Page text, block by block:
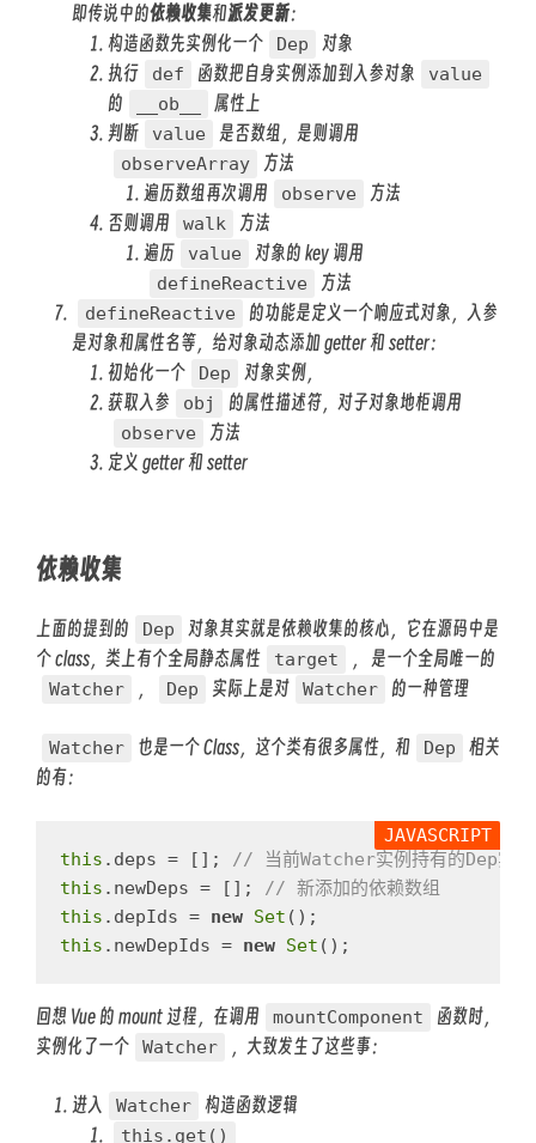
即传说中的依赖收集和派发更新：
构造函数先实例化一个
Dep
对象
执行
def 函数把自身实例添加到入参对象 value
的 __ob__
属性上
判断
value 是否数组，是则调用
observeArray
方法
遍历数组再次调用
observe
方法
否则调用
walk
方法
遍历
value 对象的 key 调用
defineReactive 方法
defineReactive
的功能是定义一个响应式对象，入参
是对象和属性名等，给对象动态添加 getter 和 setter：
初始化一个
Dep
对象实例，
获取入参
obj 的属性描述符，对子对象地柜调用
observe
方法
定义 getter 和 setter
依赖收集
上面的提到的 Dep
对象其实就是依赖收集的核心，它在源码中是
个 class，类上有个全局静态属性
target ， 是一个全局唯一的
Watcher ， Dep 实际上是对 Watcher 的一种管理
Watcher 也是一个 Class，这个类有很多属性，和 Dep
相关
的有：
this . deps = [];
// 当前Watcher实例持有的Dep实例
this . newDeps = [];
// 新添加的依赖数组
this . depIds = new Set ();
this . newDepIds = new Set ();
回想 Vue 的 mount 过程，在调用 mountComponent
函数时，
实例化了一个
Watcher ，大致发生了这些事：
进入 Watcher 构造函数逻辑
this.get()